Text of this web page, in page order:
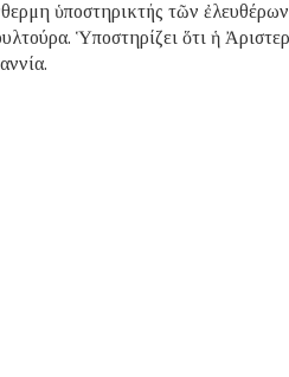
ὑποστηρικτής τῶν
Ὑποστηρίζει ὅτι ἡ